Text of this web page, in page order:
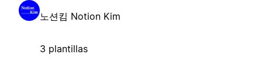
노션킴 Notion Kim
3 plantillas